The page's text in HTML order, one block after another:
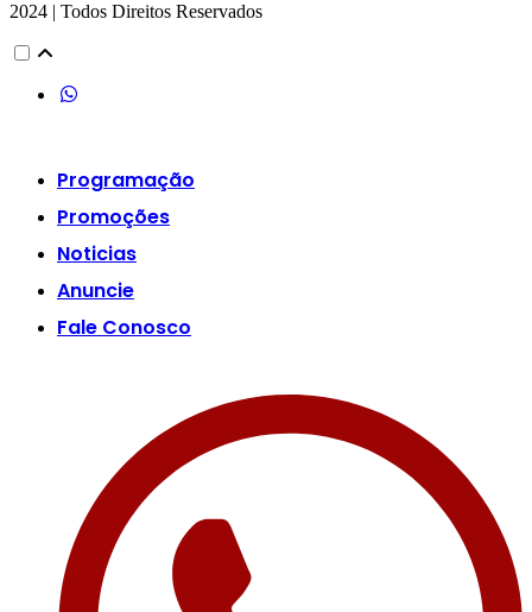
2024 | Todos Direitos Reservados
Programação
Promoções
Noticias
Anuncie
Fale Conosco